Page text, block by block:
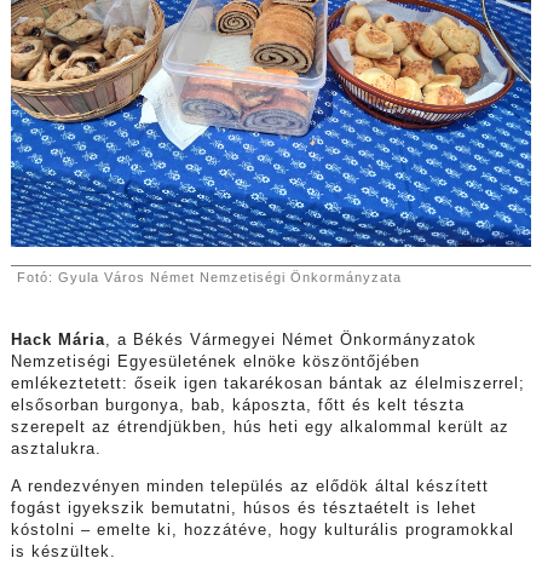
Fotó: Gyula Város Német Nemzetiségi Önkormányzata
Hack Mária, a Békés Vármegyei Német Önkormányzatok
Nemzetiségi Egyesületének elnöke köszöntőjében
emlékeztetett: őseik igen takarékosan bántak az élelmiszerrel;
elsősorban burgonya, bab, káposzta, főtt és kelt tészta
szerepelt az étrendjükben, hús heti egy alkalommal került az
asztalukra.
A rendezvényen minden település az elődök által készített
fogást igyekszik bemutatni, húsos és tésztaételt is lehet
kóstolni – emelte ki, hozzátéve, hogy kulturális programokkal
is készültek.